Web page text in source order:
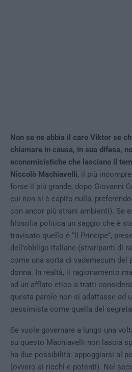
Non se ne abbia il caro Viktor se
chiamare in causa, in sua difesa,
economicistiche che lasciano il
Niccolò Machiavelli, il più
forse il più grande, dopo Giovanni
cui non si è capito nulla,
con ancor più strani ambienti). Se
filosofia politica un saggio che è
travisato quello è “Il Principe”,
dell’obbligo italiane (straripanti di
come una sorta di vademecum del
donna. In realtà, il ragionamento
ad un afflato etico a tratti
questa parole non si adattasse ad
pessimista come quella del
Se vuole governare a lungo una
su questo Machiavelli non lascia
ha due possibilità: appoggiarsi al
(ovvero ai ricchi e potenti). Nel